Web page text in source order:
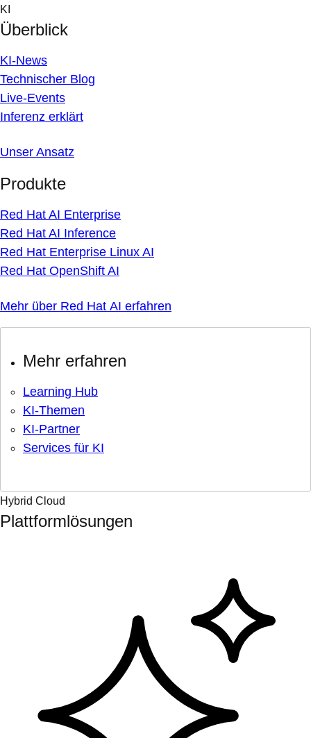
Skip
to
content
KI
Überblick
KI-News
Technischer Blog
Live-Events
Inferenz erklärt
Unser Ansatz
Produkte
Red Hat AI Enterprise
Red Hat AI Inference
Red Hat Enterprise Linux AI
Red Hat OpenShift AI
Mehr über Red Hat AI erfahren
Mehr erfahren
Learning Hub
KI-Themen
KI-Partner
Services für KI
Hybrid Cloud
Plattformlösungen